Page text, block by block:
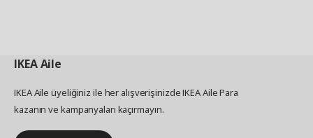
IKEAAile
IKEA Aile üyeliğiniz ile her alışverişinizde IKEA Aile Para
kazanın ve kampanyaları kaçırmayın.